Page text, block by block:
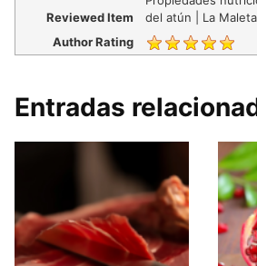
Reviewed Item
del atún | La
Author Rating
Entradas